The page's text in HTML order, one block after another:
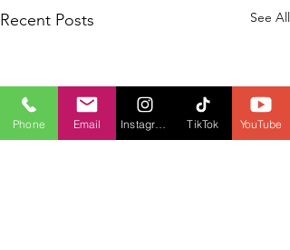
Recent Posts See All
Phone Email TikTok YouTube